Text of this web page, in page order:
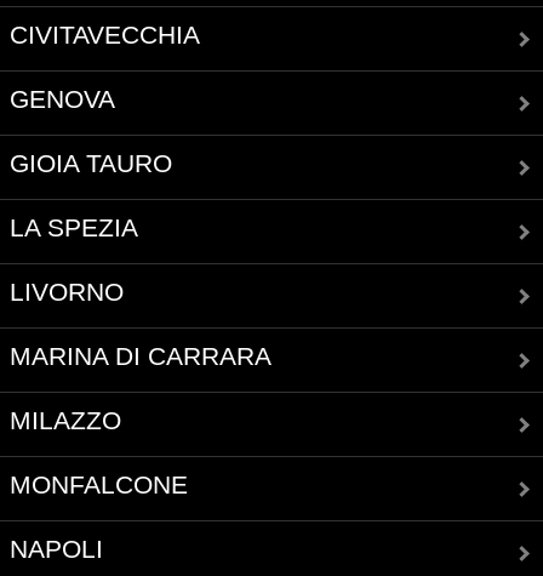
CIVITAVECCHIA
GENOVA
GIOIA TAURO
LA SPEZIA
LIVORNO
MARINA DI CARRARA
MILAZZO
MONFALCONE
NAPOLI